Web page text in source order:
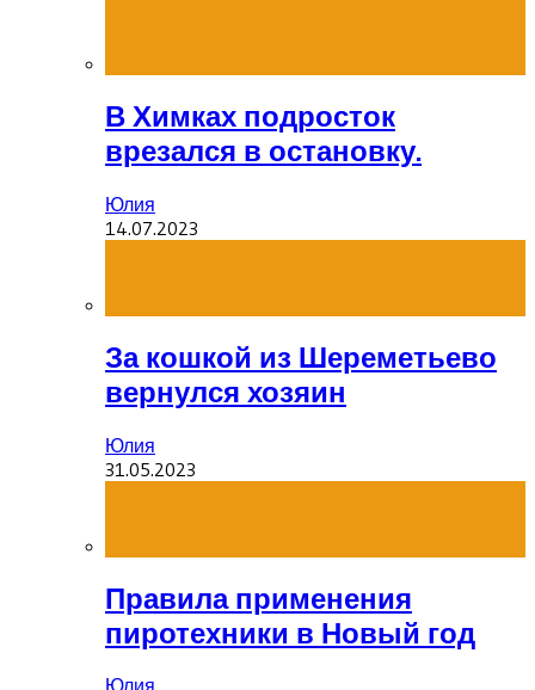
В Химках подросток
врезался в остановку.
Юлия
14.07.2023
За кошкой из Шереметьево
вернулся хозяин
Юлия
31.05.2023
Правила применения
пиротехники в Новый год